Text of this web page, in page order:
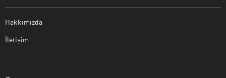
Hakkımızda
İletişim